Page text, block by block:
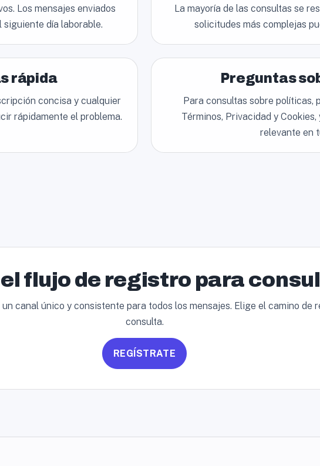
Los mensajes enviados
día laborable.
La mayoría de las consultas se
solicitudes más complejas
rápida
concisa y cualquier
rápidamente el problema.
Preguntas
Para consultas sobre políticas,
Términos, Privacidad y
relevante en
flujo de registro para
canal único y consistente para todos los mensajes. Elige el camino de
consulta.
REGÍSTRATE